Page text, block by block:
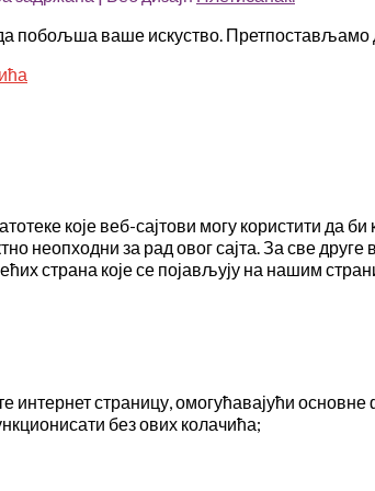
побољша ваше искуство. Претпостављамо
које веб-сајтови могу користити
неопходни за рад овог сајта. За све
страна које се појављују на нашим
интернет страницу, омогућавајући
без ових колачића;